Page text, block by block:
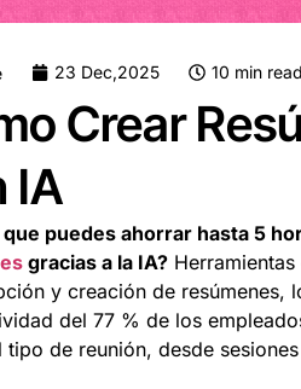
23 Dec,2025 10 min read
Crear
IA
que puedes ahorrar hasta 5
gracias a la IA?
y creación de resúmenes,
del 77 % de los
tipo de reunión, desde